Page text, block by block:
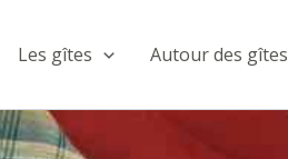
Les gîtes Autour des gîtes